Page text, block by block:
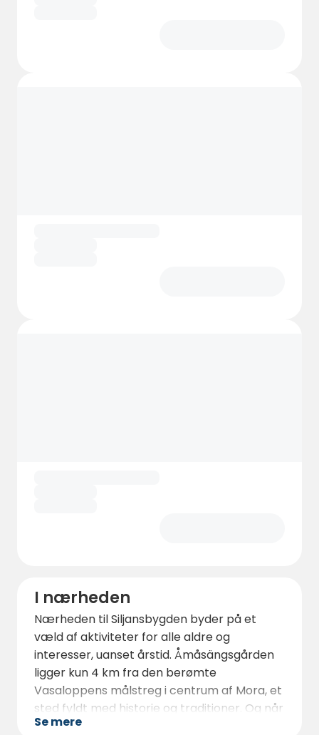
I nærheden
Nærheden til Siljansbygden byder på et
væld af aktiviteter for alle aldre og
interesser, uanset årstid. Åmåsängsgården
ligger kun 4 km fra den berømte
Vasaloppens målstreg i centrum af Mora, et
sted fyldt med historie og traditioner. Og når
midsommeren ruller ind, er
Se mere